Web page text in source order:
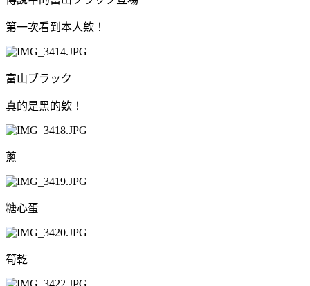
第一次看到本人欸！
富山ブラック
真的是黑的欸！
蔥
糖心蛋
筍乾